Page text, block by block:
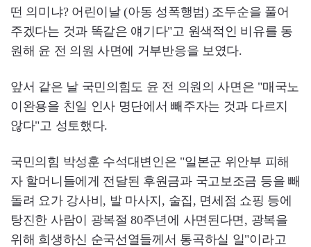
떤 의미냐? 어린이날 (아동 성폭행범) 조두순을 풀어
주겠다는 것과 똑같은 얘기다"고 원색적인 비유를 동
원해 윤 전 의원 사면에 거부반응을 보였다.
앞서 같은 날 국민의힘도 윤 전 의원의 사면은 "매국노
이완용을 친일 인사 명단에서 빼주자는 것과 다르지
않다"고 성토했다.
국민의힘 박성훈 수석대변인은 "일본군 위안부 피해
자 할머니들에게 전달된 후원금과 국고보조금 등을 빼
돌려 요가 강사비, 발 마사지, 술집, 면세점 쇼핑 등에
탕진한 사람이 광복절 80주년에 사면된다면, 광복을
위해 희생하신 순국선열들께서 통곡하실 일"이라고